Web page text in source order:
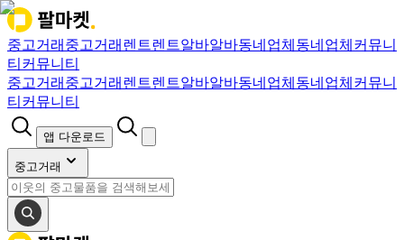
중고거래 중고거래 렌트렌트알바알바동네업체 동네업체 커뮤니
티 커뮤니티
중고거래 중고거래 렌트렌트알바알바동네업체 동네업체 커뮤니
티 커뮤니티
앱 다운로드
중고거래